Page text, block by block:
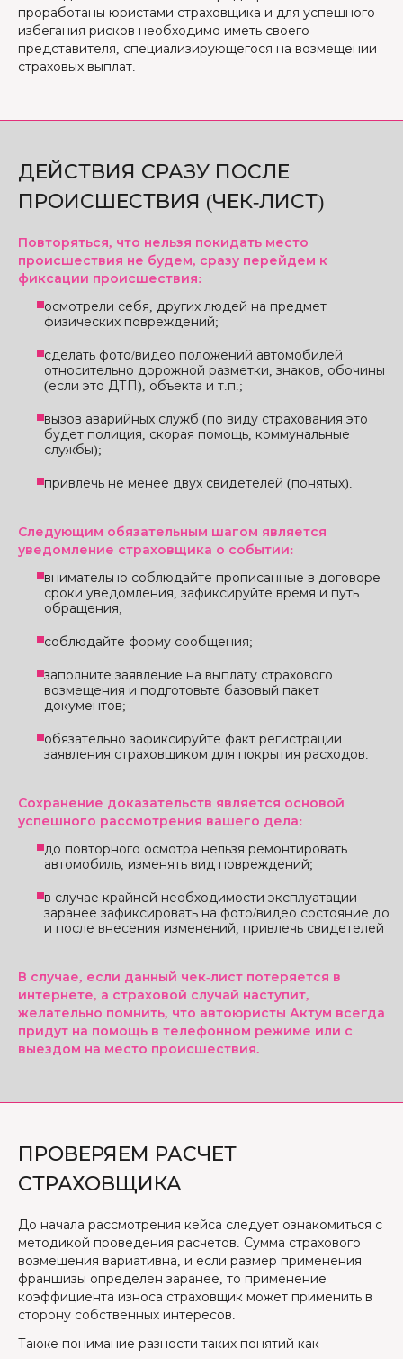
проработаны юристами страховщика и для успешного
избегания рисков необходимо иметь своего
представителя, специализирующегося на возмещении
страховых выплат.
ДЕЙСТВИЯ СРАЗУ ПОСЛЕ
ПРОИСШЕСТВИЯ (ЧЕК-ЛИСТ)
Повторяться, что нельзя покидать место
происшествия не будем, сразу перейдем к
фиксации происшествия:
осмотрели себя, других людей на предмет
физических повреждений;
сделать фото/видео положений автомобилей
относительно дорожной разметки, знаков, обочины
(если это ДТП), объекта и т.п.;
вызов аварийных служб (по виду страхования это
будет полиция, скорая помощь, коммунальные
службы);
привлечь не менее двух свидетелей (понятых).
Следующим обязательным шагом является
уведомление страховщика о событии:
внимательно соблюдайте прописанные в договоре
сроки уведомления, зафиксируйте время и путь
обращения;
соблюдайте форму сообщения;
заполните заявление на выплату страхового
возмещения и подготовьте базовый пакет
документов;
обязательно зафиксируйте факт регистрации
заявления страховщиком для покрытия расходов.
Сохранение доказательств является основой
успешного рассмотрения вашего дела:
до повторного осмотра нельзя ремонтировать
автомобиль, изменять вид повреждений;
в случае крайней необходимости эксплуатации
заранее зафиксировать на фото/видео состояние до
и после внесения изменений, привлечь свидетелей
В случае, если данный чек-лист потеряется в
интернете, а страховой случай наступит,
желательно помнить, что автоюристы Актум всегда
придут на помощь в телефонном режиме или с
выездом на место происшествия.
ПРОВЕРЯЕМ РАСЧЕТ
СТРАХОВЩИКА
До начала рассмотрения кейса следует ознакомиться с
методикой проведения расчетов. Сумма страхового
возмещения вариативна, и если размер применения
франшизы определен заранее, то применение
коэффициента износа страховщик может применить в
сторону собственных интересов.
Также понимание разности таких понятий как